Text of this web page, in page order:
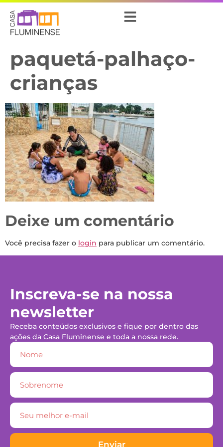
paquetá-palhaço-
crianças
Deixe um comentário
Você precisa fazer o login para publicar um comentário.
Inscreva-se na nossa
newsletter
Receba conteúdos exclusivos e fique por dentro das
ações da Casa Fluminense e toda a nossa rede.
Enviar